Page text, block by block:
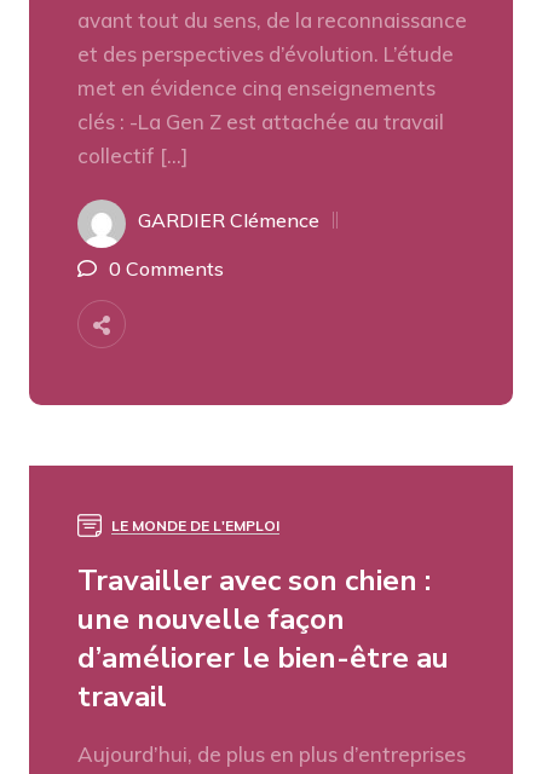
avant tout du sens, de la reconnaissance
et des perspectives d’évolution. L’étude
met en évidence cinq enseignements
clés : -La Gen Z est attachée au travail
collectif […]
GARDIER Clémence
0 Comments
LE MONDE DE L'EMPLOI
Travailler avec son chien :
une nouvelle façon
d’améliorer le bien-être au
travail
Aujourd’hui, de plus en plus d’entreprises